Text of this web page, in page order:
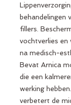
behandelingen
fillers.
vochtverlies en
na medisch-
Bevat Arnica
die een
werking
verbetert de